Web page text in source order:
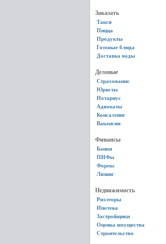
Заказать
Такси
Пицца
Продукты
Готовые блюда
Доставка воды
Деловые
Страхование
Юристы
Нотариус
Адвокаты
Консалтинг
Вакансии
Финансы
Банки
ПИФы
Форекс
Лизинг
Недвижимость
Риэлторы
Ипотека
Застройщики
Оценка имущества
Строительство